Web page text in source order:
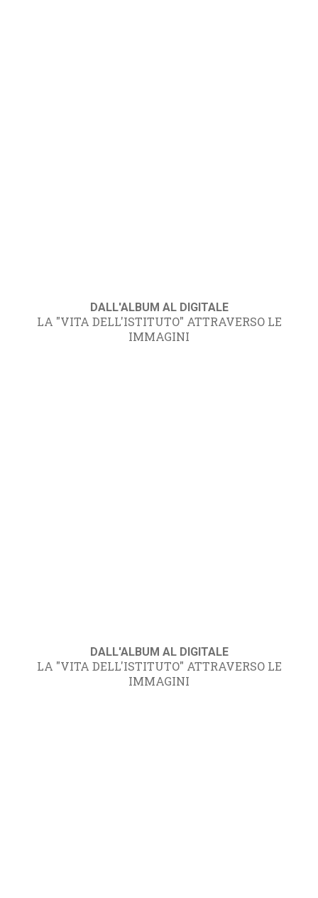
DALL'ALBUM AL DIGITALE
LA "VITA DELL'ISTITUTO" ATTRAVERSO LE
IMMAGINI
DALL'ALBUM AL DIGITALE
LA "VITA DELL'ISTITUTO" ATTRAVERSO LE
IMMAGINI